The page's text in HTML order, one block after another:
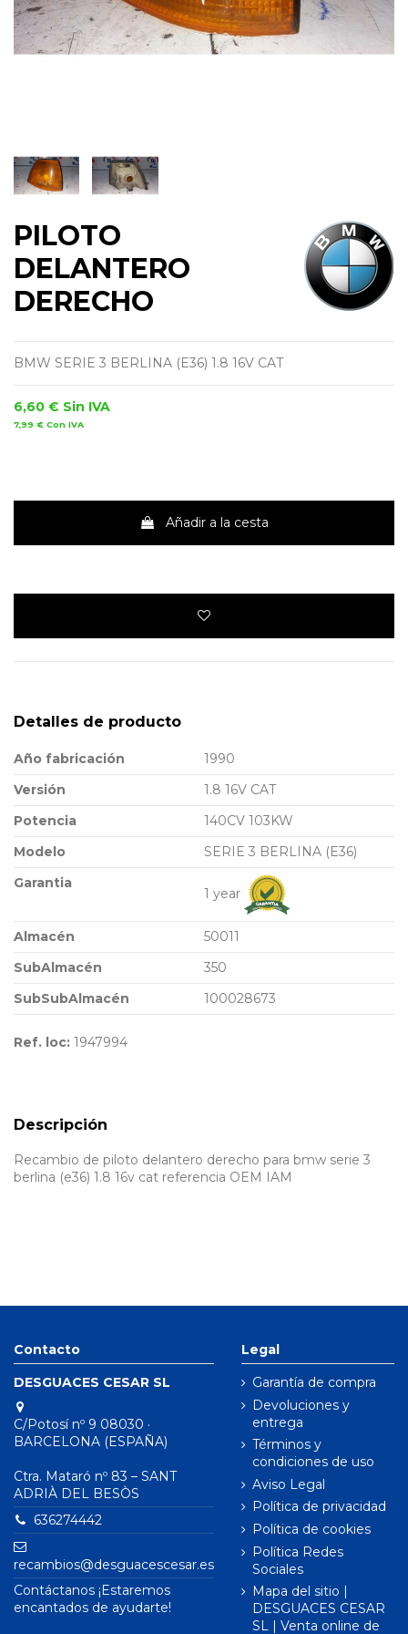
PILOTO
DELANTERO
DERECHO
BMW SERIE 3 BERLINA (E36) 1.8 16V CAT
6,60 € Sin IVA
7,99 € Con IVA
Añadir a la cesta
Detalles de producto
Año fabricación
1990
Versión
1.8 16V CAT
Potencia
140CV 103KW
Modelo
SERIE 3 BERLINA (E36)
Garantia
1 year
Almacén
50011
SubAlmacén
350
SubSubAlmacén
100028673
Ref. loc: 1947994
Descripción
Recambio de piloto delantero derecho para bmw serie 3
berlina (e36) 1.8 16v cat referencia OEM IAM
Contacto
DESGUACES CESAR SL
C/Potosí nº 9 08030 ·
BARCELONA (ESPAÑA)
Ctra. Mataró nº 83 – SANT
ADRIÀ DEL BESÒS
636274442
recambios@desguacescesar.es
Contáctanos ¡Estaremos
encantados de ayudarte!
Legal
Garantía de compra
Devoluciones y
entrega
Términos y
condiciones de uso
Aviso Legal
Política de privacidad
Política de cookies
Política Redes
Sociales
Mapa del sitio |
DESGUACES CESAR
SL | Venta online de